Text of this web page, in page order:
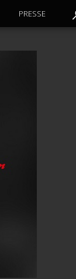
PRESSE